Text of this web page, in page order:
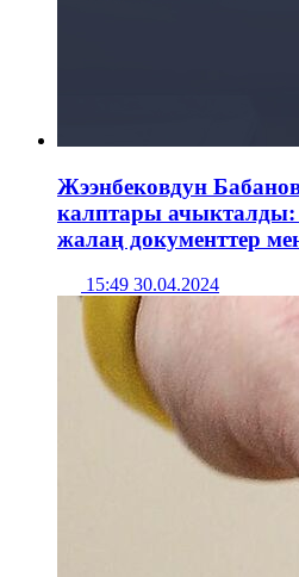
Жээнбековдун
калптары
жалаң документтер
15:49 30.04.2024